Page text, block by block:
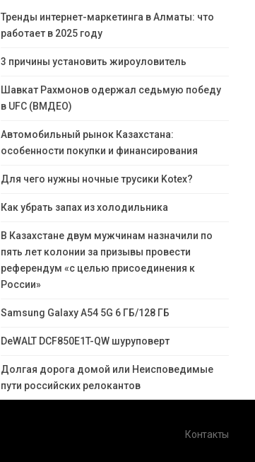
Тренды интернет-маркетинга в Алматы: что
работает в 2025 году
3 причины установить жироуловитель
Шавкат Рахмонов одержал седьмую победу
в UFC (ВМДЕО)
Автомобильный рынок Казахстана:
особенности покупки и финансирования
Для чего нужны ночные трусики Kotex?
Как убрать запах из холодильника
В Казахстане двум мужчинам назначили по
пять лет колонии за призывы провести
референдум «с целью присоединения к
России»
Samsung Galaxy A54 5G 6 ГБ/128 ГБ
DeWALT DCF850E1T-QW шуруповерт
Долгая дорога домой или Неисповедимые
пути российских релокантов
Контакты